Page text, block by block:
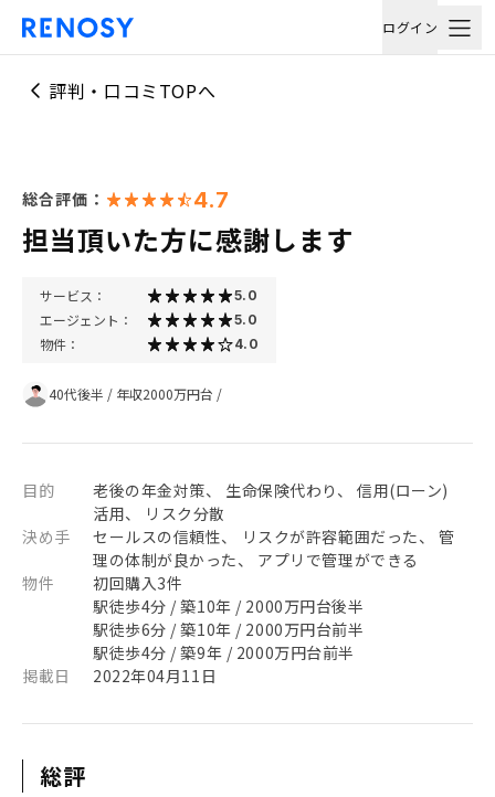
ログイン
評判・口コミTOPへ
総合評価： 4.7
担当頂いた方に感謝します
サービス： 5.0
エージェント： 5.0
物件： 4.0
40代後半 / 年収2000万円台 /
目的
老後の年金対策、 生命保険代わり、 信用(ローン)
活用、 リスク分散
決め手
セールスの信頼性、 リスクが許容範囲だった、 管
理の体制が良かった、 アプリで管理ができる
物件
初回購入3件
駅徒歩4分 / 築10年 / 2000万円台後半
駅徒歩6分 / 築10年 / 2000万円台前半
駅徒歩4分 / 築9年 / 2000万円台前半
掲載日
2022年04月11日
総評